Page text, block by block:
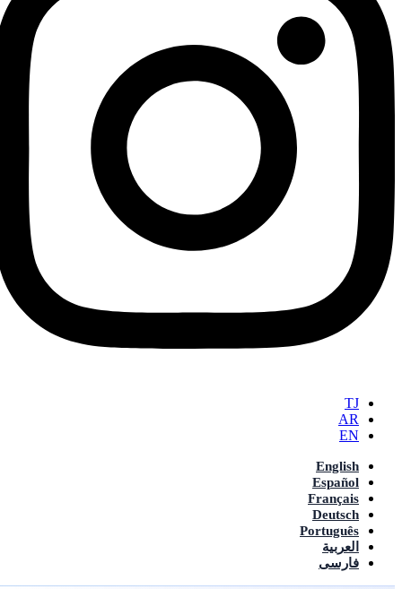
TJ
AR
EN
English
Español
Français
Deutsch
Português
العربیة
فارسی